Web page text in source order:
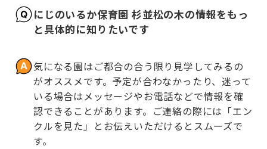
にじのいるか保育園 杉並松の木の情報をもっ
と具体的に知りたいです
気になる園はご都合の合う限り見学してみるの
がオススメです。予定が合わなかったり、迷って
いる場合はメッセージやお電話などで情報を確
認できることがあります。ご連絡の際には「エン
クルを見た」とお伝えいただけるとスムーズで
す。